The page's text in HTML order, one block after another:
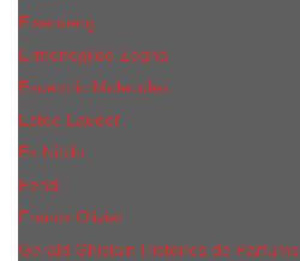
Eisenberg
Ermenegildo Zegna
Escentric Molecules
Еsteе Lаudеr
Ex Nihilo
Fendi
Franck Olivier
Gerald Ghislain Histoires de Parfums